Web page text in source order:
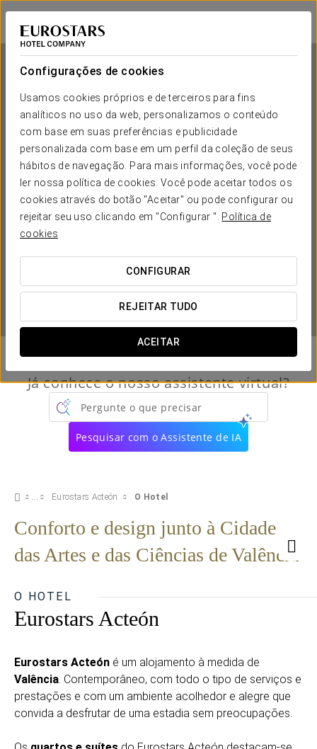
Configurações de cookies
Usamos cookies próprios e de terceiros para fins
analíticos no uso da web, personalizamos o conteúdo
com base em suas preferências e publicidade
personalizada com base em um perfil da coleção de seus
hábitos de navegação. Para mais informações, você pode
ler nossa política de cookies. Você pode aceitar todos os
cookies através do botão "Aceitar" ou pode configurar ou
rejeitar seu uso clicando em "Configurar ". Política de
cookies
CONFIGURAR
REJEITAR TUDO
ACEITAR
Eurostars Acteón
VALÊNCIA
Eurostars Acteón
VALÊNCIA
QUANDO QUER IR?
Já conhece o nosso assistente virtual?
Pergunte o que precisar
Pesquisar com o Assistente de IA
Eurostars Acteón O Hotel
Conforto e design junto à Cidade
das Artes e das Ciências de Valência
O HOTEL
Eurostars Acteón
Eurostars Acteón é um alojamento à medida de
Valência. Contemporâneo, com todo o tipo de serviços e
prestações e com um ambiente acolhedor e alegre que
convida a desfrutar de uma estadia sem preocupações.